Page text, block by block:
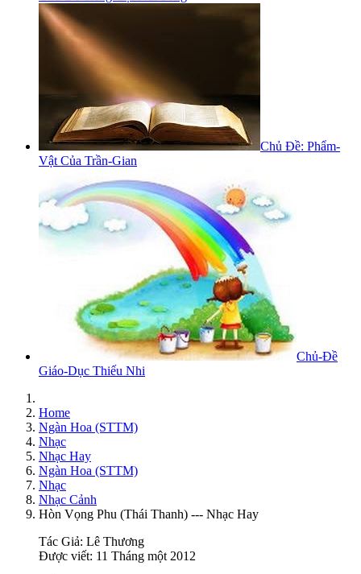
Chủ Đề: Phẩm-
Vật Của Trần-Gian
Chủ-Đề
Giáo-Dục Thiếu Nhi
Home
Ngàn Hoa (STTM)
Nhạc
Nhạc Hay
Ngàn Hoa (STTM)
Nhạc
Nhạc Cảnh
Hòn Vọng Phu (Thái Thanh) --- Nhạc Hay
Tác Giả: Lê Thương
Được viết: 11 Tháng một 2012